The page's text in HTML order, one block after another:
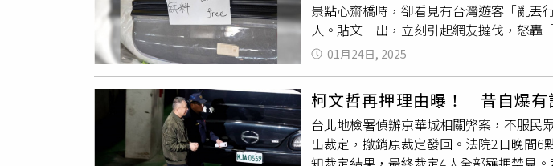
所丟棄的！」對此，原PO也致歉，「很
直接擺在街頭，很抱歉造成當事人及家人
區，首先進入的「sweet dreams」展區用
彩色掛勾、束帶等物件拼組成大型裝置，
及閃亮的複合材質，打造充滿視覺效果的
勇於追求夢想；在第二區「cozy
者Bio_ogist製作的多隻絨毛老鼠玩偶穿梭
57吳騏參展，前者經典畫作及新作同時並
吳騏的作品展場則設計了彷彿電動遊戲的
角色穿梭在動畫中；最後拾階走上二樓來
景點心齋橋時，卻看見有台灣遊客「亂丟
人。貼文一出，立刻引起網友撻伐，怒轟
近日在旅遊時發現，有人將一個灰色行李
，上面寫著「無料(免費)」、「
托運行李貼紙撕掉，個資全都一覽無遺
觀光客好嗎，雖然寫說是免費贈送，但如
起網友留言熱議，「這絕對是台灣人，
路邊的東西寫免費也沒人敢去拿，而且
01月24日, 2025
柯文哲再押理由曝！ 昔自爆有
台北地檢署偵辦京華城相關弊案，不服民
出裁定，撤銷原裁定發回。法院2日晚間